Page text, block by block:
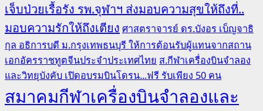
เจ็บป่วยเรื้อรัง รพ.จุฬาฯ ส่งมอบความสุขให้ถึงที่..
มอบความรักให้ถึงเตียง ศาสตราจารย์ ดร.บังอร เบ็ญจาธิ
กุล อธิการบดี ม.กรุงเทพธนบุรี ให้การต้อนรับผู้แทนจากสถาน
เอกอัครราชทูตจีนประจำประเทศไทย ส.กีฬาเครื่องบินจำลอง
และวิทยุบังคับ เปิดอบรมบินโดรน...ฟรี รับเพียง 50 คน
สมาคมกีฬาเครื่องบินจำลองและ